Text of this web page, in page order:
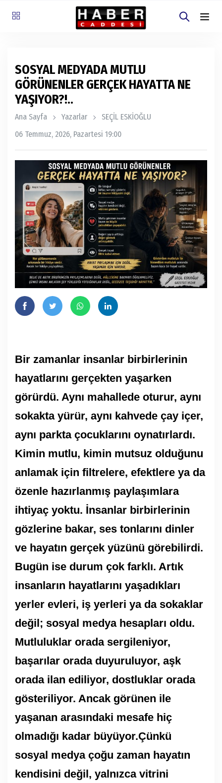
SOSYAL MEDYADA MUTLU
GÖRÜNENLER GERÇEK HAYATTA NE
YAŞIYOR?!..
Ana Sayfa Yazarlar
SEÇİL ESKİOĞLU
06 Temmuz, 2026, Pazartesi 19:00
Bir zamanlar insanlar birbirlerinin
hayatlarını gerçekten yaşarken
görürdü. Aynı mahallede oturur, aynı
sokakta yürür, aynı kahvede çay içer,
aynı parkta çocuklarını oynatırlardı.
Kimin mutlu, kimin mutsuz olduğunu
anlamak için filtrelere, efektlere ya da
özenle hazırlanmış paylaşımlara
ihtiyaç yoktu. İnsanlar birbirlerinin
gözlerine bakar, ses tonlarını dinler
ve hayatın gerçek yüzünü görebilirdi.
Bugün ise durum çok farklı. Artık
insanların hayatlarını yaşadıkları
yerler evleri, iş yerleri ya da sokaklar
değil; sosyal medya hesapları oldu.
Mutluluklar orada sergileniyor,
başarılar orada duyuruluyor, aşk
orada ilan ediliyor, dostluklar orada
gösteriliyor. Ancak görünen ile
yaşanan arasındaki mesafe hiç
olmadığı kadar büyüyor.Çünkü
sosyal medya çoğu zaman hayatın
kendisini değil, yalnızca vitrini